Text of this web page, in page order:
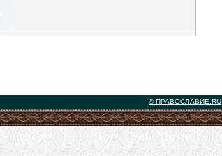
© ПРАВОСЛАВИЕ.RU